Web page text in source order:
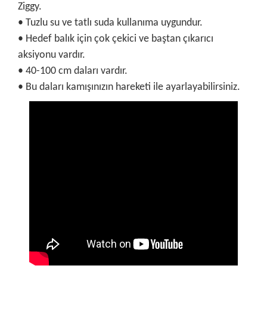
Ziggy.
• Tuzlu su ve tatlı suda kullanıma uygundur.
• Hedef balık için çok çekici ve baştan çıkarıcı
aksiyonu vardır.
• 40-100 cm daları vardır.
• Bu daları kamışınızın hareketi ile ayarlayabilirsiniz.